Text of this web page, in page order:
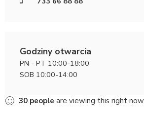
Godziny otwarcia
PN - PT 10:00-18:00
SOB 10:00-14:00
30 people are viewing this right now